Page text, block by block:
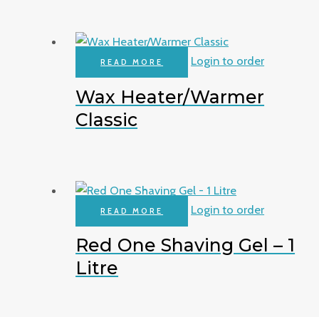
READ MORE Login to order
Wax Heater/Warmer
Classic
READ MORE Login to order
Red One Shaving Gel – 1
Litre